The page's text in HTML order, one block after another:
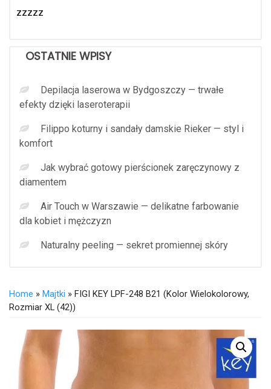
zzzzz
OSTATNIE WPISY
Depilacja laserowa w Bydgoszczy — trwałe
efekty dzięki laseroterapii
Filippo koturny i sandały damskie Rieker — styl i
komfort
Jak wybrać gotowy pierścionek zaręczynowy z
diamentem
Air Touch w Warszawie — delikatne farbowanie
dla kobiet i mężczyzn
Naturalny peeling — sekret promiennej skóry
Home » Majtki » FIGI KEY LPF-248 B21 (Kolor Wielokolorowy,
Rozmiar XL (42))